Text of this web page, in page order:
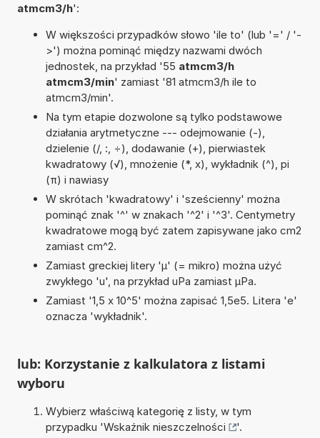
atmcm3/h':
W większości przypadków słowo 'ile to' (lub '=' / '-
>') można pominąć między nazwami dwóch
jednostek, na przykład '55 atmcm3/h
atmcm3/min' zamiast '81 atmcm3/h ile to
atmcm3/min'.
Na tym etapie dozwolone są tylko podstawowe
działania arytmetyczne --- odejmowanie (-),
dzielenie (/, :, ÷), dodawanie (+), pierwiastek
kwadratowy (√), mnożenie (*, x), wykładnik (^), pi
(π) i nawiasy
W skrótach 'kwadratowy' i 'sześcienny' można
pominąć znak '^' w znakach '^2' i '^3'. Centymetry
kwadratowe mogą być zatem zapisywane jako cm2
zamiast cm^2.
Zamiast greckiej litery 'µ' (= mikro) można użyć
zwykłego 'u', na przykład uPa zamiast µPa.
Zamiast '1,5 x 10^5' można zapisać 1,5e5. Litera 'e'
oznacza 'wykładnik'.
lub: Korzystanie z kalkulatora z listami
wyboru
Wybierz właściwą kategorię z listy, w tym
przypadku 'Wskaźnik nieszczelności
'.